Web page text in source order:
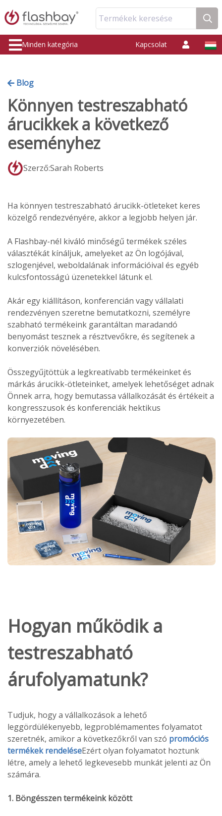
Termékek keresése
Minden kategória Kapcsolat
Blog
Könnyen testreszabható
árucikkek a következő
eseményhez
Szerző:Sarah Roberts
Ha könnyen testreszabható árucikk-ötleteket keres
közelgő rendezvényére, akkor a legjobb helyen jár.
A Flashbay-nél kiváló minőségű termékek széles
választékát kínáljuk, amelyeket az Ön logójával,
szlogenjével, weboldalának információival és egyéb
kulcsfontosságú üzenetekkel látunk el.
Akár egy kiállításon, konferencián vagy vállalati
rendezvényen szeretne bemutatkozni, személyre
szabható termékeink garantáltan maradandó
benyomást tesznek a résztvevőkre, és segítenek a
konverziók növelésében.
Összegyűjtöttük a legkreatívabb termékeinket és
márkás árucikk-ötleteinket, amelyek lehetőséget adnak
Önnek arra, hogy bemutassa vállalkozását és értékeit a
kongresszusok és konferenciák hektikus
környezetében.
Hogyan működik a
testreszabható
árufolyamatunk?
Tudjuk, hogy a vállalkozások a lehető
leggördülékenyebb, legproblémamentes folyamatot
szeretnék, amikor a következőkről van szó promóciós
termékek rendeléseEzért olyan folyamatot hoztunk
létre, amely a lehető legkevesebb munkát jelenti az Ön
számára.
1. Böngésszen termékeink között